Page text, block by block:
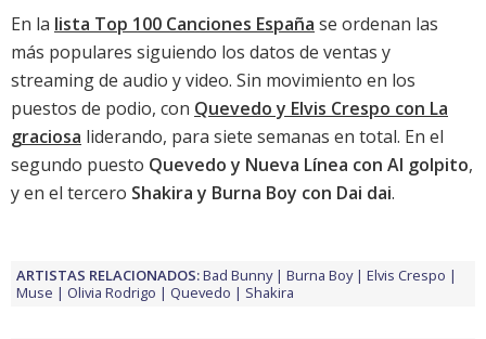
En la lista Top 100 Canciones España se ordenan las
más populares siguiendo los datos de ventas y
streaming de audio y video. Sin movimiento en los
puestos de podio, con Quevedo y Elvis Crespo con La
graciosa liderando, para siete semanas en total. En el
segundo puesto Quevedo y Nueva Línea con Al golpito,
y en el tercero Shakira y Burna Boy con Dai dai.
ARTISTAS RELACIONADOS:Bad Bunny Burna Boy
Elvis Crespo
Muse
Olivia Rodrigo Quevedo Shakira